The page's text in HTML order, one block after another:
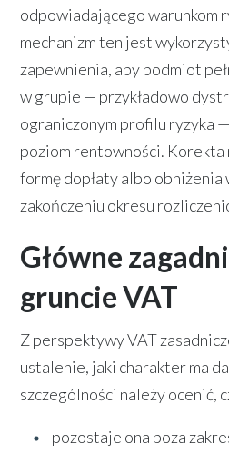
odpowiadającego warunkom
mechanizm ten jest
zapewnienia, aby podmiot
w grupie — przykładowo
ograniczonym profilu ryzyka —
poziom rentowności. Korekta
formę dopłaty albo
zakończeniu okresu
Główne
gruncie VAT
Z perspektywy VAT
ustalenie, jaki charakter ma
szczególności należy ocenić,
pozostaje ona poza